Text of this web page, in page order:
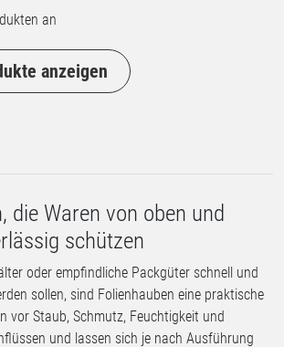
an
anzeigen
die Waren von oben und
schützen
oder empfindliche Packgüter schnell und
sollen, sind Folienhauben eine praktische
vor Staub, Schmutz, Feuchtigkeit und
und lassen sich je nach Ausführung